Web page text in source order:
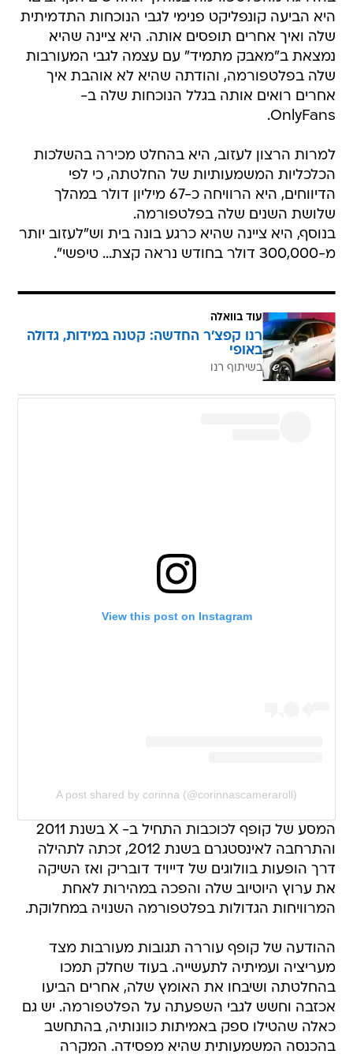
היא הביעה קונפליקט פנימי לגבי הנוכחות התדמיתית
שלה ואיך אחרים תופסים אותה. היא ציינה שהיא
נמצאת ב"מאבק מתמיד" עם עצמה לגבי המעורבות
שלה בפלטפורמה, והודתה שהיא לא אוהבת איך
אחרים רואים אותה בגלל הנוכחות שלה ב-
OnlyFans.
למרות הרצון לעזוב, היא בהחלט מכירה בהשלכות
הכלכליות המשמעותיות של החלטתה, כי לפי
הדיווחים, היא הרוויחה כ-67 מיליון דולר במהלך
שלושת השנים שלה בפלטפורמה.
בנוסף, היא ציינה שהיא כרגע בונה בית וש"לעזוב יותר
מ-300,000 דולר בחודש נראה קצת... טיפשי".
עוד בוואלה
רנו קפצ'ר החדשה: קטנה במידות, גדולה
באופי
בשיתוף רנו
View this post on Instagram
A post shared by corinna (@corinnascameraroll)
המסע של קופף לכוכבות התחיל ב- X בשנת 2011
והתרחבה לאינסטגרם בשנת 2012, זכתה לתהילה
דרך הופעות בוולוגים של דייויד דובריק ואז השיקה
את ערוץ היוטיוב שלה והפכה במהירות לאחת
המרוויחות הגדולות בפלטפורמה השנויה במחלוקת.
ההודעה של קופף עוררה תגובות מעורבות מצד
מעריציה ועמיתיה לתעשייה. בעוד שחלק תמכו
בהחלטתה ושיבחו את האומץ שלה, אחרים הביעו
אכזבה וחשש לגבי השפעתה על הפלטפורמה. יש גם
כאלה שהטילו ספק באמיתות כוונותיה, בהתחשב
בהכנסה המשמעותית שהיא מפסידה. המקרה